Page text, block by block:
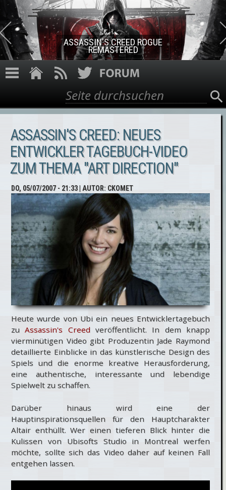
Direkt zum Inhalt
ASSASSIN'S CREED ROGUE
REMASTERED
Suchformular
Suche
ASSASSIN'S CREED: NEUES
ENTWICKLER TAGEBUCH-VIDEO
ZUM THEMA "ART DIRECTION"
DO, 05/07/2007 - 21:33| AUTOR: CKOMET
Heute wurde von Ubi ein neues Entwicklertagebuch
zuAssassin's Creedveröffentlicht. In dem knapp
vierminütigen Video gibt Produzentin Jade Raymond
detaillierte Einblicke in das künstlerische Design des
Spiels und die enorme kreative Herausforderung,
eine authentische, interessante und lebendige
Spielwelt zu schaffen.
Darüber hinaus wird eine der
Hauptinspirationsquellen für den Hauptcharakter
Altair enthüllt. Wer einen tieferen Blick hinter die
Kulissen von Ubisofts Studio in Montreal werfen
möchte, sollte sich das Video daher auf keinen Fall
entgehen lassen.